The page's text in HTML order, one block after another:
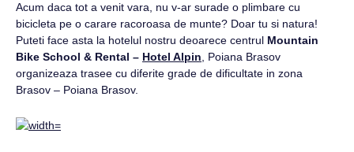
Acum daca tot a venit vara, nu v-ar surade o plimbare cu
bicicleta pe o carare racoroasa de munte? Doar tu si natura!
Puteti face asta la hotelul nostru deoarece centrul Mountain
Bike School & Rental – Hotel Alpin , Poiana Brasov
organizeaza trasee cu diferite grade de dificultate in zona
Brasov – Poiana Brasov.